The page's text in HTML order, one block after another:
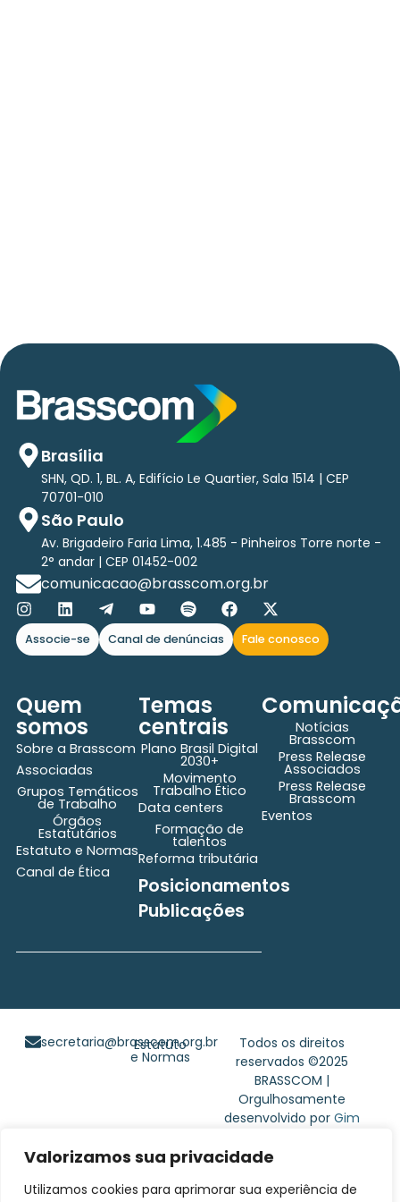
Valorizamos sua privacidade
Utilizamos cookies para aprimorar sua experiência de
Brasília
SHN, QD. 1, BL. A, Edifício Le Quartier, Sala 1514 | CEP
70701-010
São Paulo
Av. Brigadeiro Faria Lima, 1.485 - Pinheiros Torre norte -
2° andar | CEP 01452-002
comunicacao@brasscom.org.br
Associe-se Canal de denúncias Fale conosco
Quem
somos
Sobre a Brasscom
Associadas
Grupos Temáticos
de Trabalho
Órgãos
Estatutários
Estatuto e Normas
Canal de Ética
Temas
centrais
Plano Brasil Digital
2030+
Movimento
Trabalho Ético
Data centers
Formação de
talentos
Reforma tributária
Posicionamentos
Publicações
Notícias
Brasscom
Press Release
Associados
Press Release
Brasscom
Eventos
Todos os direitos
reservados ©2025
BRASSCOM |
Orgulhosamente
desenvolvido porGim
secretaria@brasscom.org.br
Estatuto
e Normas